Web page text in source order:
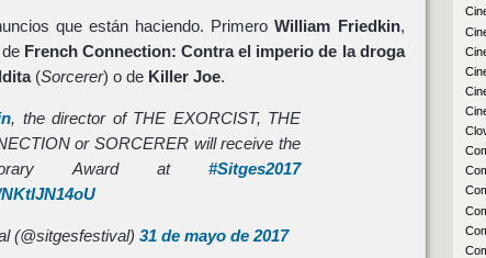
que están haciendo. PrimeroWilliam Friedkin,
French Connection: Contra el imperio de la droga
(Sorcerer) o de Killer Joe.
, the director of THE EXORCIST, THE
or SORCERER will receive the
Award at#Sitges2017
(@sitgesfestival)31 de mayo de 2017